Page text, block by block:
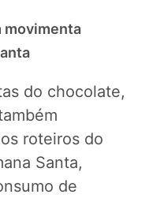
movimenta
do chocolate,
roteiros do
Santa,
de